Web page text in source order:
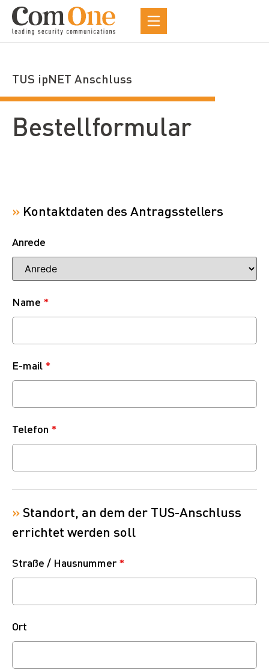
TUS ipNET Anschluss
Bestellformular
» Kontaktdaten des Antragsstellers
Anrede
Name *
E-mail *
Telefon *
»Standort, an dem der TUS-Anschluss
errichtet werden soll
Straße / Hausnummer*
Ort